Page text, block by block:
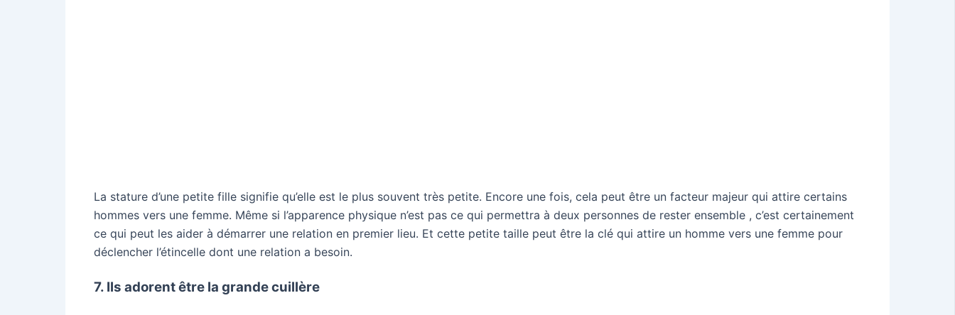
La stature d’une petite fille signifie qu’elle est le plus souvent très petite. Encore une fois, cela peut être un facteur majeur qui attire certains
hommes vers une femme. Même si l’apparence physique n’est pas ce qui permettra à deux personnes de rester ensemble , c’est certainement
ce qui peut les aider à démarrer une relation en premier lieu. Et cette petite taille peut être la clé qui attire un homme vers une femme pour
déclencher l’étincelle dont une relation a besoin.
7. Ils adorent être la grande cuillère